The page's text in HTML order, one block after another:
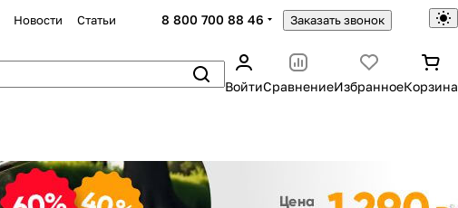
Новости Статьи 8 800 700 88 46 Заказать звонок
ВойтиСравнениеИзбранноеКорзина
Закрыть